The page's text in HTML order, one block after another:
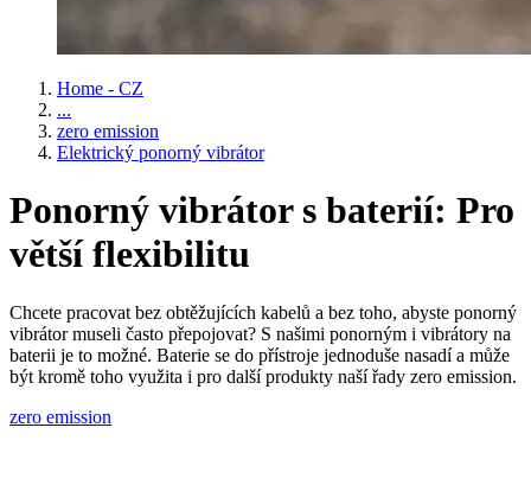
Home - CZ
...
zero emission
Elektrický ponorný vibrátor
Ponorný vibrátor s baterií: Pro
větší flexibilitu
Chcete pracovat bez obtěžujících kabelů a bez toho, abyste ponorný
vibrátor museli často přepojovat? S našimi ponorným i vibrátory na
baterii je to možné. Baterie se do přístroje jednoduše nasadí a může
být kromě toho využita i pro další produkty naší řady zero emission.
zero emission